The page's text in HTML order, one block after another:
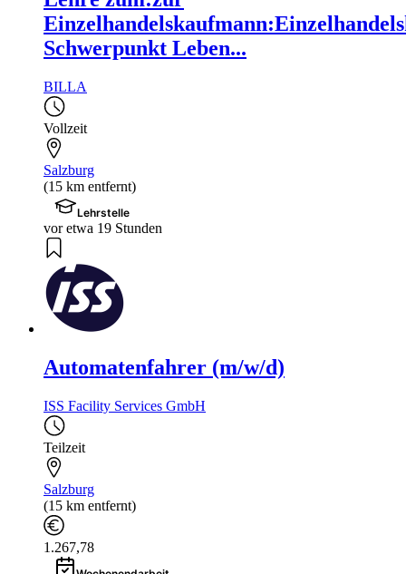
Schwerpunkt Leben...
BILLA
Vollzeit
Salzburg
(15 km entfernt)
Lehrstelle
vor etwa 19 Stunden
Automatenfahrer (m/w/d)
ISS Facility Services GmbH
Teilzeit
Salzburg
(15 km entfernt)
1.267,78